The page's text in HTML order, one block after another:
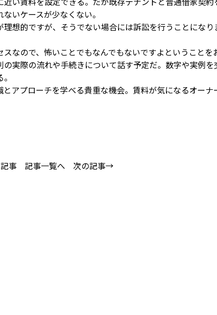
いケースが少なくない。
的ですが、そうでない場合には訴訟を行うことになり
なので、怖いことでもなんでもないですよということを
実際の流れや手続きについて話す予定だ。数字や実例を
アプローチを学べる貴重な機会。賃料が気になるオーナ
事 記事一覧へ 次の記事→